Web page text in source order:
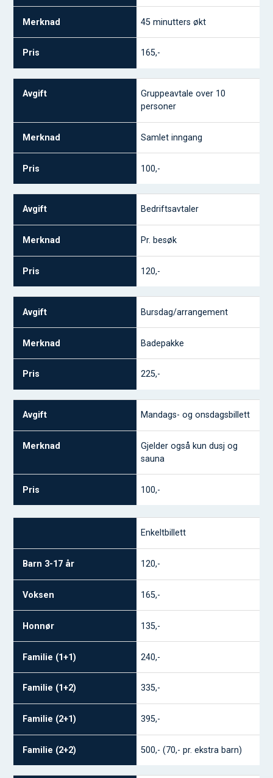
45 minutters økt
165,-
Gruppeavtale over 10
personer
Samlet inngang
100,-
Bedriftsavtaler
Pr. besøk
120,-
Bursdag/arrangement
Badepakke
225,-
Mandags- og onsdagsbillett
Gjelder også kun dusj og
sauna
100,-
Barn 3-17 år
Honnør
Familie (1+2)
Familie (2+1)
Familie (2+2)
Enkeltbillett
120,-
165,-
135,-
240,-
335,-
395,-
500,- (70,- pr. ekstra barn)